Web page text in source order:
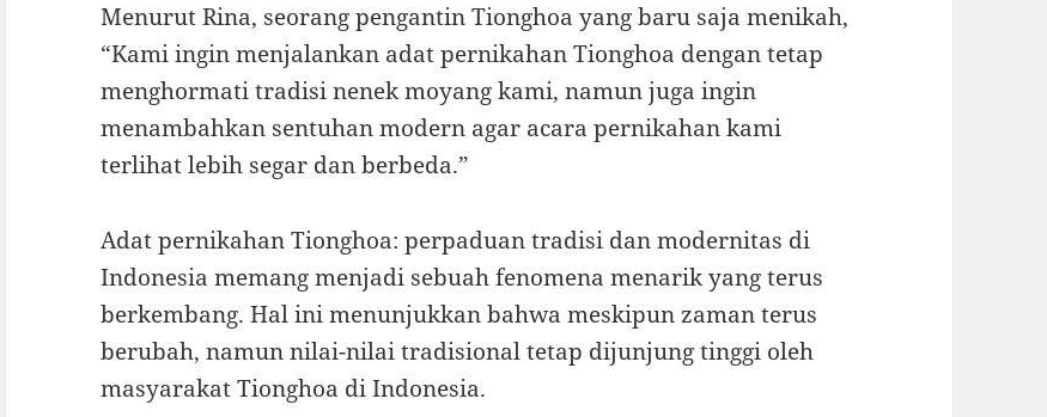
Menurut Rina, seorang pengantin Tionghoa yang baru saja menikah,
“Kami ingin menjalankan adat pernikahan Tionghoa dengan tetap
menghormati tradisi nenek moyang kami, namun juga ingin
menambahkan sentuhan modern agar acara pernikahan kami
terlihat lebih segar dan berbeda.”
Adat pernikahan Tionghoa: perpaduan tradisi dan modernitas di
Indonesia memang menjadi sebuah fenomena menarik yang terus
berkembang. Hal ini menunjukkan bahwa meskipun zaman terus
berubah, namun nilai-nilai tradisional tetap dijunjung tinggi oleh
masyarakat Tionghoa di Indonesia.